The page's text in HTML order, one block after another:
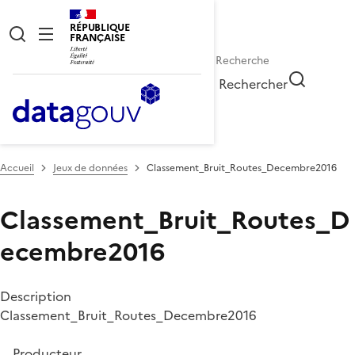
RÉPUBLIQUE
FRANÇAISE
Rechercher
Accueil Jeux de données Classement_Bruit_Routes_Decembre2016
Classement_Bruit_Routes_D
ecembre2016
Description
Classement_Bruit_Routes_Decembre2016